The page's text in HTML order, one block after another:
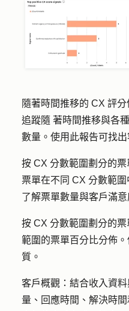
隨著時間推移的 CX 評分
追蹤隨 著時間推移與各
數量。使用此報告可找出
按 CX 分數範圍劃分的票
票單在不同 CX 分數範
了解票單數量與客戶滿
按 CX 分數範圍劃分的
範圍的票單百分比分佈
質。
客戶概觀 ：結合收入資
量、回應時間、解決時